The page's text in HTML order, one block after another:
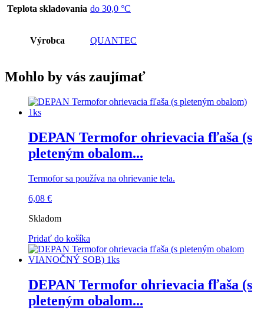
Teplota skladovania do 30,0 °C
Výrobca QUANTEC
Mohlo by vás zaujímať
DEPAN Termofor ohrievacia fľaša (s
pleteným obalom...
Termofor sa používa na ohrievanie tela.
6,08 €
Skladom
Pridať do košíka
DEPAN Termofor ohrievacia fľaša (s
pleteným obalom...